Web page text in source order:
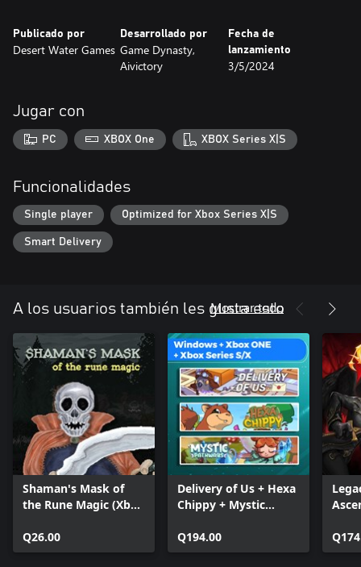
Publicado por
Desert Water Games
Desarrollado por
Game Dynasty,
Aivictory
Fecha de
lanzamiento
3/5/2024
Jugar con
PC XBOX One XBOX Series X|S
Funcionalidades
Single player Optimized for Xbox Series X|S
Smart Delivery
A los usuarios también les gusta esto
Mostrar todo
Shaman's Mask of
the Rune Magic (Xbox
Q26.00
Delivery of Us + Hexa
Chippy + Mystic
Q194.00